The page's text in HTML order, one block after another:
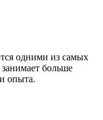
одними из самых
больше
опыта.